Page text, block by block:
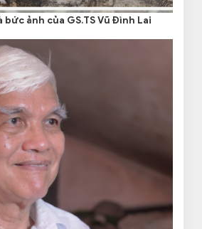
bức ảnh của GS.TS Vũ Đình Lai